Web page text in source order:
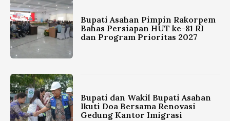
Bupati Asahan Pimpin Rakorpem
Bahas Persiapan HUT ke-81 RI
dan Program Prioritas 2027
Bupati dan Wakil Bupati Asahan
Ikuti Doa Bersama Renovasi
Gedung Kantor Imigrasi